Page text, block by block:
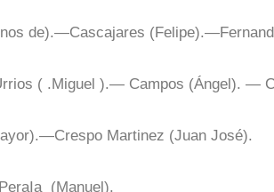
de).—Cascajares
( .Miguel ).— Campos (Ángel). —
Martinez (Juan José).
(Manuel).